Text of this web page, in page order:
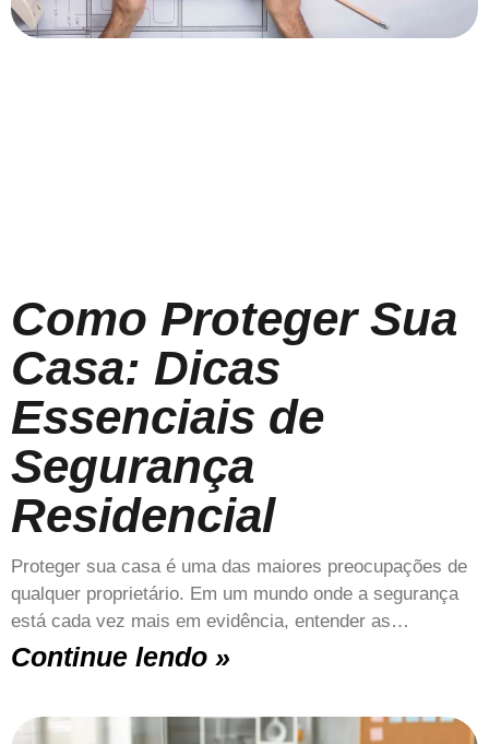
Como Proteger Sua
Casa: Dicas
Essenciais de
Segurança
Residencial
Proteger sua casa é uma das maiores preocupações de
qualquer proprietário. Em um mundo onde a segurança
está cada vez mais em evidência, entender as…
Continue lendo »